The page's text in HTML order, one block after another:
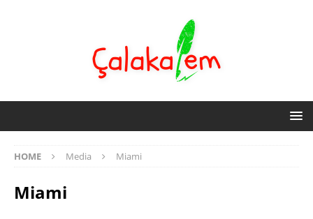
HOME Media Miami
Miami